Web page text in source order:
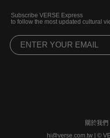
Subscribe VERSE Express
to follow the most updated cultural
關於我們
hi@verse.com.tw
©